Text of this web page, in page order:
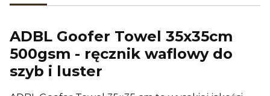
ADBL Goofer Towel 35x35cm
500gsm - ręcznik waflowy do
szyb i luster